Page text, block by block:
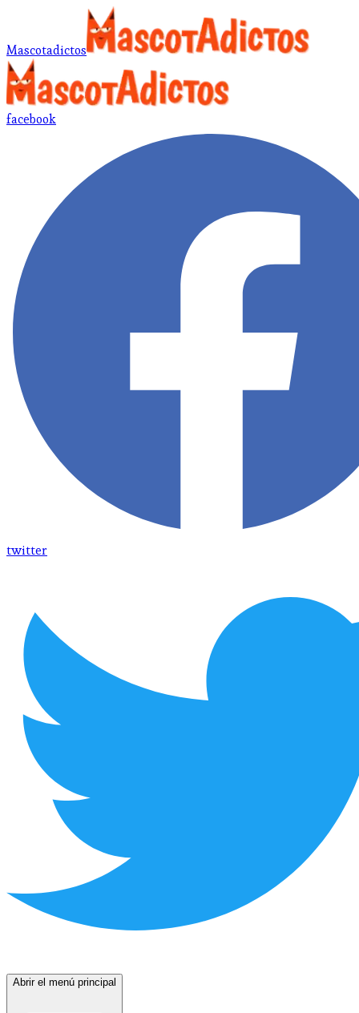
Mascotadictos
facebook
twitter
Abrir el menú principal